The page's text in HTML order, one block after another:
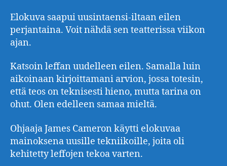
Elokuva saapui uusintaensi-iltaan eilen
perjantaina. Voit nähdä sen teatterissa viikon
ajan.
Katsoin leffan uudelleen eilen. Samalla luin
aikoinaan kirjoittamani arvion, jossa totesin,
että teos on teknisesti hieno, mutta tarina on
ohut. Olen edelleen samaa mieltä.
Ohjaaja James Cameron käytti elokuvaa
mainoksena uusille tekniikoille, joita oli
kehitetty leffojen tekoa varten.